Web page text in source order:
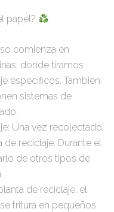
papel?
comienza en
donde tiramos
específicos. También,
sistemas de
Una vez recolectado,
de reciclaje. Durante el
de otros tipos de
de reciclaje, el
tritura en pequeños